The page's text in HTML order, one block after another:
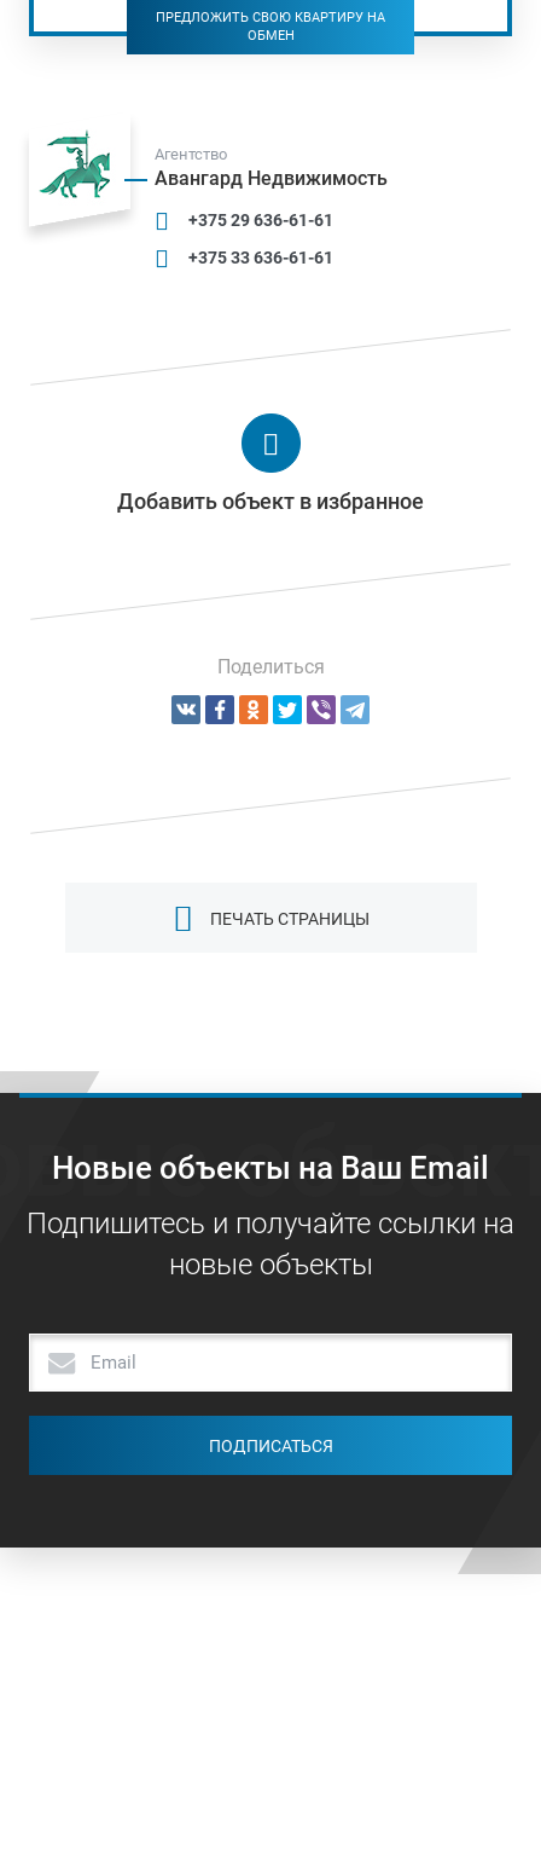
ПРЕДЛОЖИТЬ СВОЮ КВАРТИРУ НА
ОБМЕН
Агентство
Авангард Недвижимость
+375 29 636-61-61
+375 33 636-61-61
Добавить объект в избранное
Поделиться
ПЕЧАТЬ СТРАНИЦЫ
Новые объекты на Ваш Email
Подпишитесь и получайте ссылки на
новые объекты
ПОДПИСАТЬСЯ